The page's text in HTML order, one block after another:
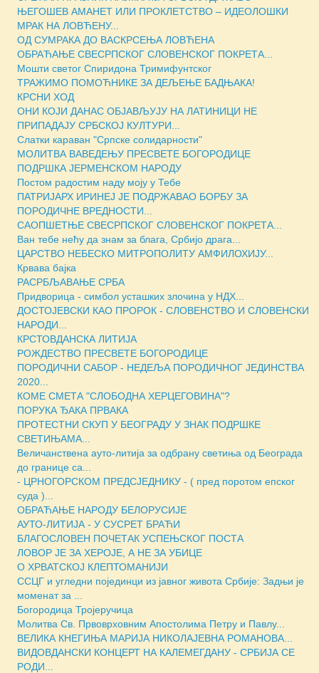
ЊЕГОШЕВ АМАНЕТ ИЛИ ПРОКЛЕТСТВО – ИДЕОЛОШКИ
МРАК НА ЛОВЋЕНУ...
ОД СУМРАКА ДО ВАСКРСЕЊА ЛОВЋЕНА
ОБРАЋАЊЕ СВЕСРПСКОГ СЛОВЕНСКОГ ПОКРЕТА...
Мошти светог Спиридона Тримифунтског
ТРАЖИМО ПОМОЋНИКЕ ЗА ДЕЉЕЊЕ БАДЊАКА!
КРСНИ ХОД
ОНИ КОЈИ ДАНАС ОБЈАВЉУЈУ НА ЛАТИНИЦИ НЕ
ПРИПАДАЈУ СРБСКОЈ КУЛТУРИ...
Слатки караван "Српске солидарности"
МОЛИТВА ВАВЕДЕЊУ ПРЕСВЕТЕ БОГОРОДИЦЕ
ПОДРШКА ЈЕРМЕНСКОМ НАРОДУ
Постом радостим наду моју у Тебе
ПАТРИЈАРХ ИРИНЕЈ ЈЕ ПОДРЖАВАО БОРБУ ЗА
ПОРОДИЧНЕ ВРЕДНОСТИ...
САОПШЕТЊЕ СВЕСРПСКОГ СЛОВЕНСКОГ ПОКРЕТА...
Ван тебе нећу да знам за блага, Србијо драга...
ЦАРСТВО НЕБЕСКО МИТРОПОЛИТУ АМФИЛОХИЈУ...
Крвава бајка
РАСРБЉАВАЊЕ СРБА
Придворица - симбол усташких злочина у НДХ...
ДОСТОЈЕВСКИ КАО ПРОРОК - СЛОВЕНСТВО И СЛОВЕНСКИ
НАРОДИ...
КРСТОВДАНСКА ЛИТИЈА
РОЖДЕСТВО ПРЕСВЕТЕ БОГОРОДИЦЕ
ПОРОДИЧНИ САБОР - НЕДЕЉА ПОРОДИЧНОГ ЈЕДИНСТВА
2020...
КОМЕ СМЕТА "СЛОБОДНА ХЕРЦЕГОВИНА"?
ПОРУКА ЂАКА ПРВАКА
ПРОТЕСТНИ СКУП У БЕОГРАДУ У ЗНАК ПОДРШКЕ
СВЕТИЊАМА...
Величанствена ауто-литија за одбрану светиња од Београда
до границе са...
- ЦРНОГОРСКОМ ПРЕДСЈЕДНИКУ - ( пред поротом епског
суда )...
ОБРАЋАЊЕ НАРОДУ БЕЛОРУСИЈЕ
АУТО-ЛИТИЈА - У СУСРЕТ БРАЋИ
БЛАГОСЛОВЕН ПОЧЕТАК УСПЕЊСКОГ ПОСТА
ЛОВОР ЈЕ ЗА ХЕРОЈЕ, А НЕ ЗА УБИЦЕ
О ХРВАТСКОЈ КЛЕПТОМАНИЈИ
ССЦГ и угледни појединци из јавног живота Србије: Задњи је
моменат за ...
Богородица Тројеручица
Молитва Св. Првоврховним Апостолима Петру и Павлу...
ВЕЛИКА КНЕГИЊА МАРИЈА НИКОЛАЈЕВНА РОМАНОВА...
ВИДОВДАНСКИ КОНЦЕРТ НА КАЛЕМЕГДАНУ - СРБИЈА СЕ
РОДИ...